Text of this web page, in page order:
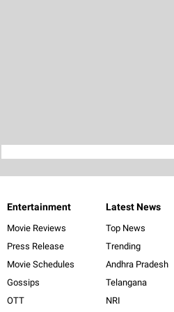
Entertainment
Movie Reviews
Press Release
Movie Schedules
Gossips
OTT
Latest News
Top News
Trending
Andhra Pradesh
Telangana
NRI